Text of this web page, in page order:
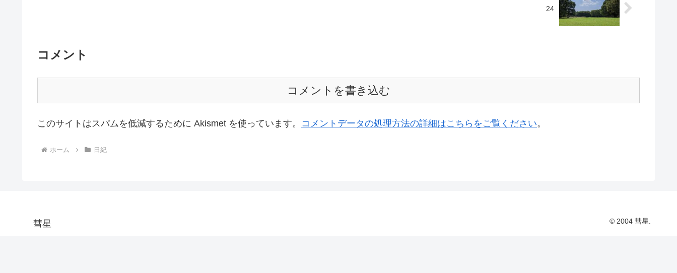
24
コメント
コメントを書き込む
このサイトはスパムを低減するために Akismet を使っています。 コメントデータの処理方法の詳細はこちらをご覧ください。
ホーム 日紀
彗星 © 2004 彗星.